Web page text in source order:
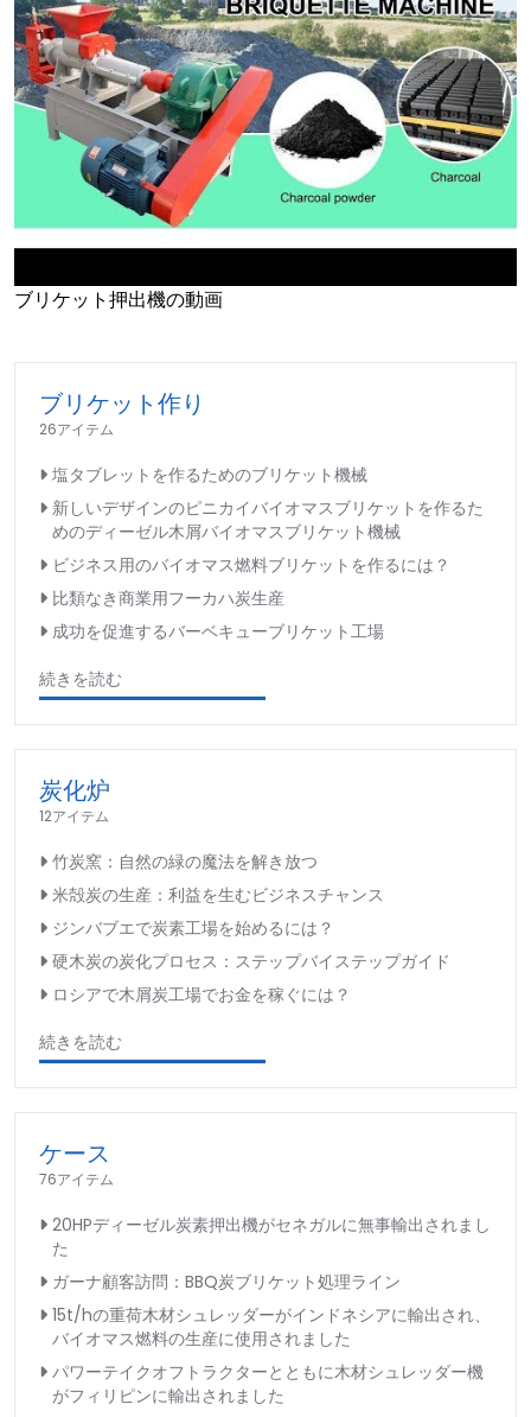
ブリケット押出機の動画
ブリケット作り
26アイテム
塩タブレットを作るためのブリケット機械
新しいデザインのピニカイバイオマスブリケットを作るた
めのディーゼル木屑バイオマスブリケット機械
ビジネス用のバイオマス燃料ブリケットを作るには？
比類なき商業用フーカハ炭生産
成功を促進するバーベキューブリケット工場
続きを読む
炭化炉
12アイテム
竹炭窯：自然の緑の魔法を解き放つ
米殻炭の生産：利益を生むビジネスチャンス
ジンバブエで炭素工場を始めるには？
硬木炭の炭化プロセス：ステップバイステップガイド
ロシアで木屑炭工場でお金を稼ぐには？
続きを読む
ケース
76アイテム
20HPディーゼル炭素押出機がセネガルに無事輸出されまし
た
ガーナ顧客訪問：BBQ炭ブリケット処理ライン
15t/hの重荷木材シュレッダーがインドネシアに輸出され、
バイオマス燃料の生産に使用されました
パワーテイクオフトラクターとともに木材シュレッダー機
がフィリピンに輸出されました